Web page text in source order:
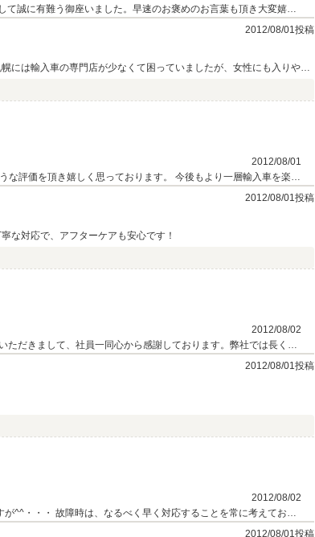
誠に有難う御座いました。早速のお褒めのお言葉も頂き大変嬉し
2012/08/01投稿
には輸入車の専門店が少なくて困っていましたが、女性にも入りやす
2012/08/01
評価を頂き嬉しく思っております。 今後もより一層輸入車を楽し
うございました。 importcar BODEN スタッフ一同
2012/08/01投稿
な対応で、アフターケアも安心です！
2012/08/02
だきまして、社員一同心から感謝しております。弊社では長く大
ります。お客様にあったお車のご提案と、その後のお車のメンテナ
2012/08/01投稿
2012/08/02
^^・・・ 故障時は、なるべく早く対応することを常に考えており
力して参りますので、これからもどうぞよろしくお願い申し上げま
2012/08/01投稿